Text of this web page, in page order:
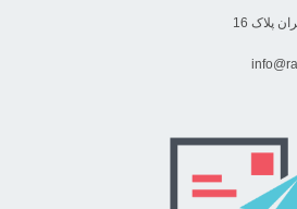
پلاک 16